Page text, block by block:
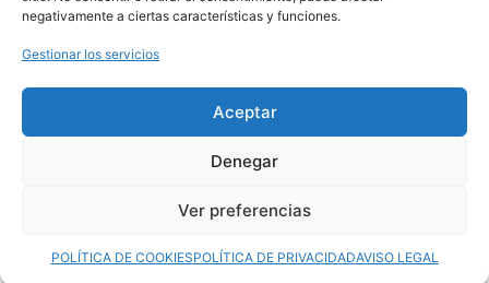
negativamente a ciertas características y funciones.
Gestionar los servicios
Aceptar
Denegar
Ver preferencias
POLÍTICA DE COOKIESPOLÍTICA DE PRIVACIDADAVISO LEGAL
POLÍTICA DE COOKIES
© 2025 MovilToday. Todos los derechos reservados.